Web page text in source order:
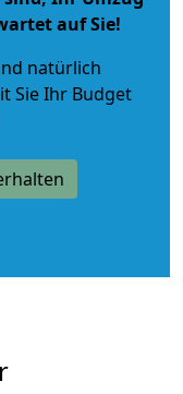
auf Sie!
natürlich
Sie Ihr Budget